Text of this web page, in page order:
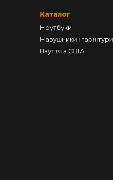
Каталог
Ноутбуки
Навушники і гарнітури
Взуття з США